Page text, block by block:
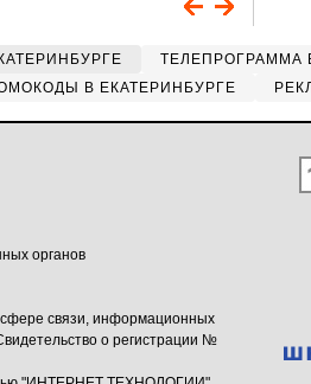
ТЕЛЕПРОГРАММА
В ЕКАТЕРИНБУРГЕ
органов
связи, информационных
о регистрации №